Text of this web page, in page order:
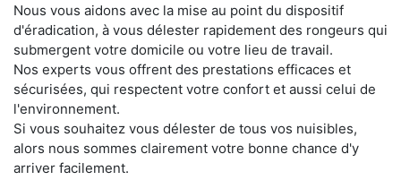
Nous vous aidons avec la mise au point du dispositif
d'éradication, à vous délester rapidement des rongeurs qui
submergent votre domicile ou votre lieu de travail.
Nos experts vous offrent des prestations efficaces et
sécurisées, qui respectent votre confort et aussi celui de
l'environnement.
Si vous souhaitez vous délester de tous vos nuisibles,
alors nous sommes clairement votre bonne chance d'y
arriver facilement.